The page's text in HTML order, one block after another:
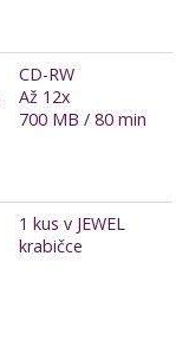
CD-RW
Až 12x
700 MB / 80 min
1 kus v JEWEL
krabičce